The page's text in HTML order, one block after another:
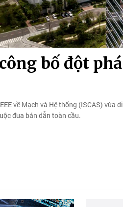
bố đột
về Mạch và Hệ thống (ISCAS)
đua bán dẫn toàn cầu.